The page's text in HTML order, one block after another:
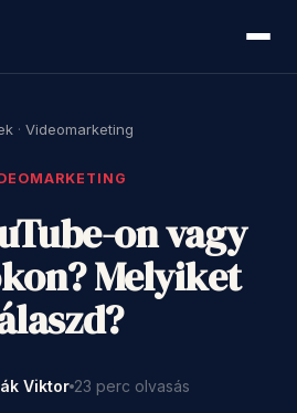
· Videomarketing
on vagy
Melyiket
Viktor 23 perc olvasás